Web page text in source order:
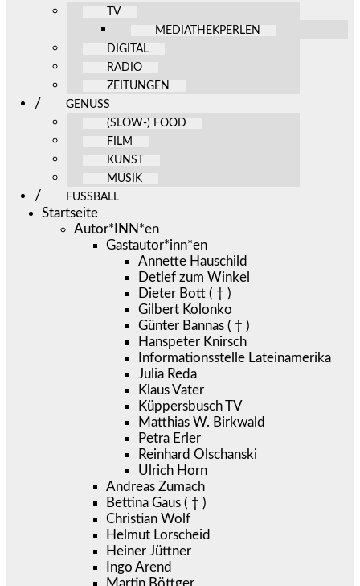
TV
MEDIATHEKPERLEN
DIGITAL
RADIO
ZEITUNGEN
GENUSS
(SLOW-) FOOD
FILM
KUNST
MUSIK
FUSSBALL
Startseite
Autor*INN*en
Gastautor*inn*en
Annette Hauschild
Detlef zum Winkel
Dieter Bott ( † )
Gilbert Kolonko
Günter Bannas ( † )
Hanspeter Knirsch
Informationsstelle Lateinamerika
Julia Reda
Klaus Vater
Küppersbusch TV
Matthias W. Birkwald
Petra Erler
Reinhard Olschanski
Ulrich Horn
Andreas Zumach
Bettina Gaus ( † )
Christian Wolf
Helmut Lorscheid
Heiner Jüttner
Ingo Arend
Martin Böttger